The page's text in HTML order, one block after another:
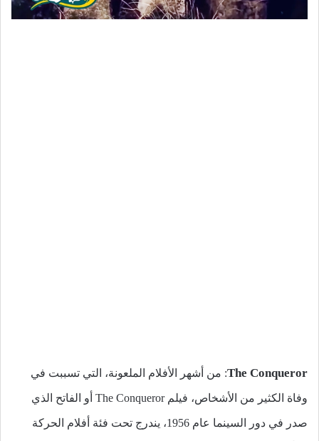
The Conqueror: من أشهر الأفلام الملعونة، التي تسببت في
وفاة الكثير من الأشخاص، فيلم The Conqueror أو الفاتح الذي
صدر في دور السينما عام 1956، يندرج تحت فئة أفلام الحركة